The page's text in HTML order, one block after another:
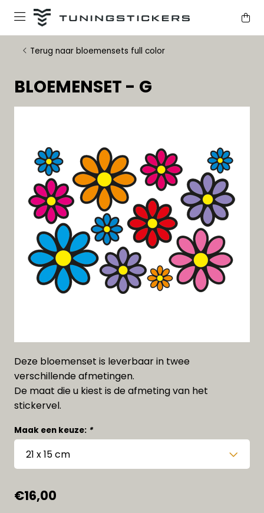
Terug naar bloemensets full color
BLOEMENSET - G
Deze bloemenset is leverbaar in twee
verschillende afmetingen.
De maat die u kiest is de afmeting van het
stickervel.
Maak een keuze: *
€16,00